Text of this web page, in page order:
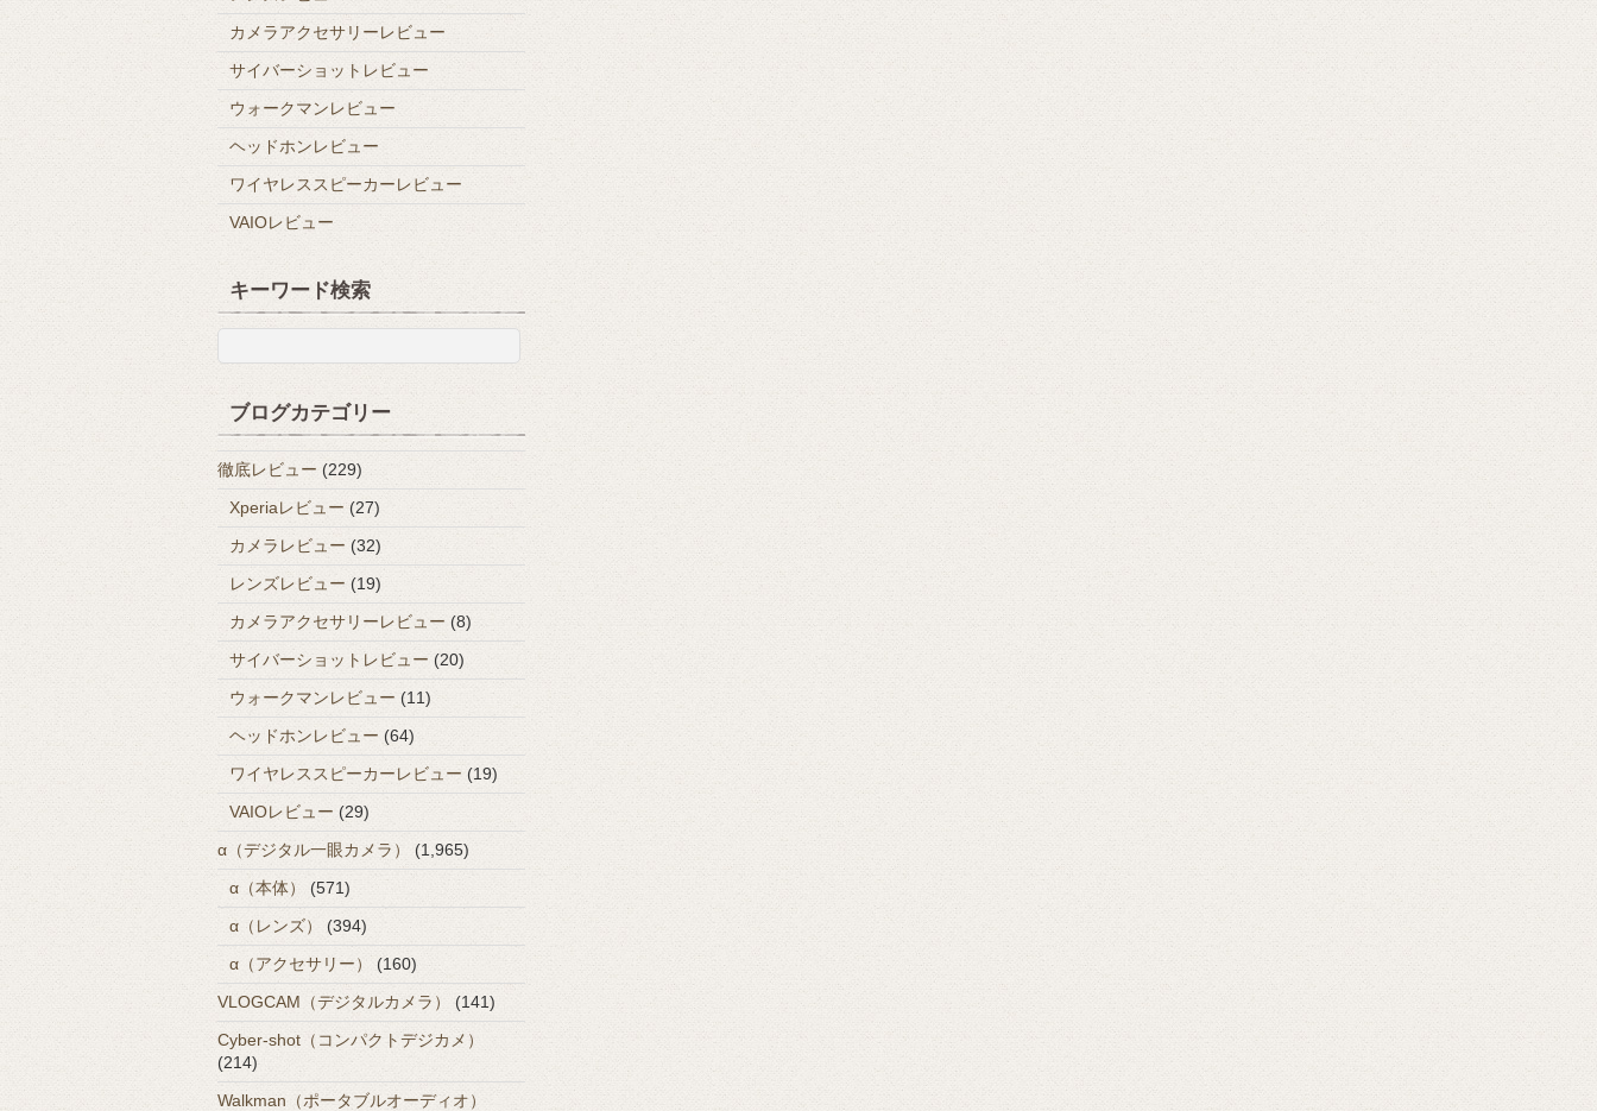
カメラアクセサリーレビュー
サイバーショットレビュー
ウォークマンレビュー
ヘッドホンレビュー
ワイヤレススピーカーレビュー
VAIOレビュー
キーワード検索
ブログカテゴリー
徹底レビュー (229)
Xperiaレビュー(27)
カメラレビュー (32)
レンズレビュー (19)
カメラアクセサリーレビュー (8)
サイバーショットレビュー (20)
ウォークマンレビュー (11)
ヘッドホンレビュー (64)
ワイヤレススピーカーレビュー (19)
VAIOレビュー (29)
α（デジタル一眼カメラ）
(1,965)
α（本体）
(571)
α（レンズ）
(394)
α（アクセサリー）
(160)
VLOGCAM（デジタルカメラ）
(141)
Cyber-shot（コンパクトデジカメ）
(214)
Walkman（ポータブルオーディオ）